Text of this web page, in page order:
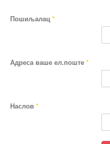
Пошиљалац *
Адреса ваше ел.поште *
Наслов *